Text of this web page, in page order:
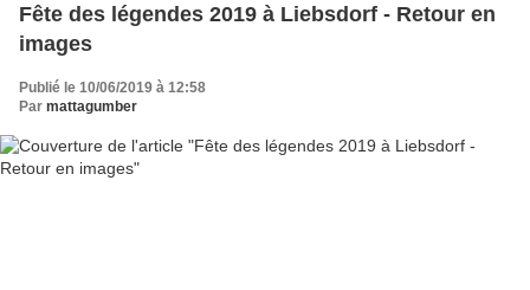
Fête des légendes 2019 à Liebsdorf - Retour en
images
Publié le 10/06/2019 à 12:58
Par mattagumber